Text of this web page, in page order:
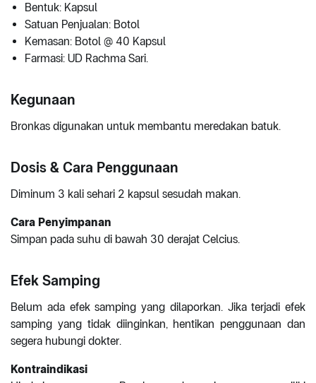
Bentuk: Kapsul
Satuan Penjualan: Botol
Kemasan: Botol @ 40 Kapsul
Farmasi: UD Rachma Sari.
Kegunaan
Bronkas digunakan untuk membantu meredakan batuk.
Dosis & Cara Penggunaan
Diminum 3 kali sehari 2 kapsul sesudah makan.
Cara Penyimpanan
Simpan pada suhu di bawah 30 derajat Celcius.
Efek Samping
Belum ada efek samping yang dilaporkan. Jika terjadi efek
samping yang tidak diinginkan, hentikan penggunaan dan
segera hubungi dokter.
Kontraindikasi